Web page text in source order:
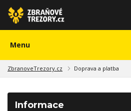
Menu
ZbranoveTrezory.cz Doprava a platba
Informace